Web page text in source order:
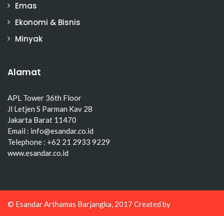
Emas
Ekonomi & Bisnis
Minyak
Alamat
APL Tower 36th Floor
Jl Letjen S Parman Kav 28
Jakarta Barat 11470
Email : info@esandar.co.id
Telephone : +62 21 2933 9229
www.esandar.co.id
© Esandar Arthamas Barjangka, 2017 Created by